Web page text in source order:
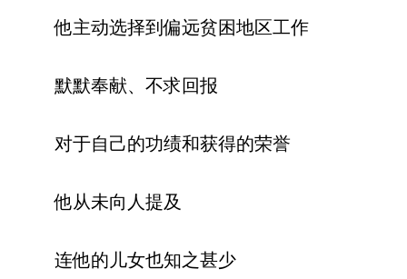
他主动选择到偏远贫困地区工作
默默奉献、不求回报
对于自己的功绩和获得的荣誉
他从未向人提及‍
连他的儿女也知之甚少